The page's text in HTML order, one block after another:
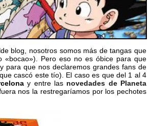
blog, nosotros somos más de tangas que
Pero eso no es óbice para que
para que nos declaremos grandes fans de
cascó este tío). El caso es que del 1 al 4
y entre las novedades de Planeta
nos la restregaríamos por los pechotes